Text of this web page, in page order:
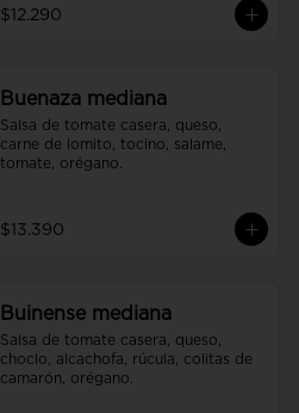
$12.290
Buenaza mediana
Salsa de tomate casera, queso,
carne de lomito, tocino, salame,
tomate, orégano.
$13.390
Buinense mediana
Salsa de tomate casera, queso,
choclo, alcachofa, rúcula, colitas de
camarón, orégano.